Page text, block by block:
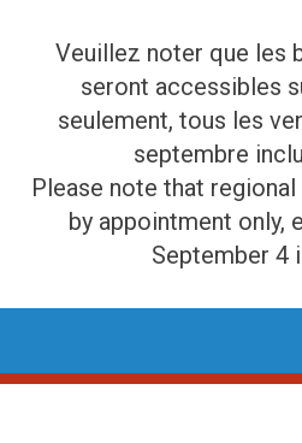
Veuillez noter que les
seront accessibles
seulement, tous les
septembre
Please note that
by appointment only,
September 4
content